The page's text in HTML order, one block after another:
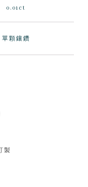
0.01ct
單顆鑲鑽
製